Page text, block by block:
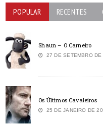
POPULAR RECENTES
Shaun – O Carneiro
27 DE SETEMBRO DE
Os Últimos Cavaleiros
25 DE JANEIRO DE